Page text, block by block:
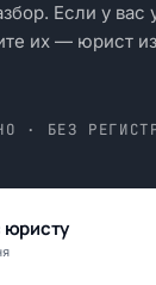
Если у вас
их — юрист
· БЕЗ
юристу